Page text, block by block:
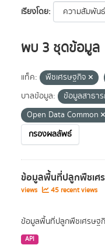
เรียงโดย
พบ 3 ชุดข้อมูล
แท็ค: พืชเศรษฐกิจ
บาลข้อมูล:
ข้อมูลสาธา
Open Data Common
กรองผลลัพธ์
ข้อมูลพื้นที่ปลูกพืชเศ
views
45 recent views
ข้อมูลพื้นที่ปลูกพืชเศรษฐ
API